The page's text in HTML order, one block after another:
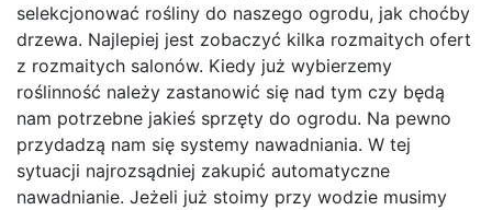
selekcjonować rośliny do naszego ogrodu, jak choćby
drzewa. Najlepiej jest zobaczyć kilka rozmaitych ofert
z rozmaitych salonów. Kiedy już wybierzemy
roślinność należy zastanowić się nad tym czy będą
nam potrzebne jakieś sprzęty do ogrodu. Na pewno
przydadzą nam się systemy nawadniania. W tej
sytuacji najrozsądniej zakupić automatyczne
nawadnianie. Jeżeli już stoimy przy wodzie musimy